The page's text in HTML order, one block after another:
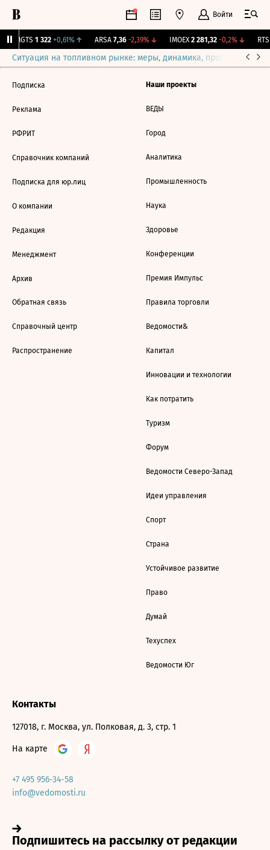
Войти
MGTS 1 322 +0,61%↑ ARSA 7,36 -2,39%↓ IMOEX 2 281,32 -0,2%↓ RTSI
Ситуация на топливном рынке: меры, динамика, прогнозы
Подписка
Реклама
РФРИТ
Справочник компаний
Подписка для юр.лиц
О компании
Редакция
Менеджмент
Архив
Обратная связь
Справочный центр
Распространение
Наши проекты
ВЕДЫ
Город
Аналитика
Промышленность
Наука
Здоровье
Конференции
Премия Импульс
Правила торговли
Ведомости&
Капитал
Инновации и технологии
Как потратить
Туризм
Форум
Ведомости Северо-Запад
Идеи управления
Спорт
Страна
Устойчивое развитие
Право
Думай
Техуспех
Ведомости Юг
Контакты
127018, г. Москва, ул. Полковая, д. 3, стр. 1
На карте
+7 495 956-34-58
info@vedomosti.ru